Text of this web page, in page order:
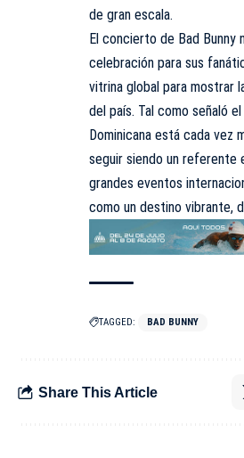
de gran escala.
El concierto de Bad Bunny
celebración para sus
vitrina global para mostrar
del país. Tal como señaló
Dominicana está cada vez
seguir siendo un referente
grandes eventos
como un destino vibrante,
TAGGED: BAD BUNNY
Share This Article